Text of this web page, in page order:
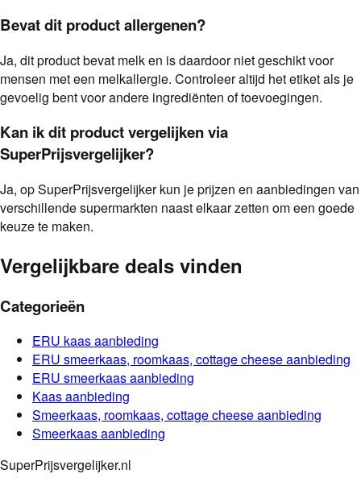
Bevat dit product allergenen?
Ja, dit product bevat melk en is daardoor niet geschikt voor
mensen met een melkallergie. Controleer altijd het etiket als je
gevoelig bent voor andere ingrediënten of toevoegingen.
Kan ik dit product vergelijken via
SuperPrijsvergelijker?
Ja, op SuperPrijsvergelijker kun je prijzen en aanbiedingen van
verschillende supermarkten naast elkaar zetten om een goede
keuze te maken.
Vergelijkbare deals vinden
Categorieën
ERU kaasaanbieding
ERU smeerkaas, roomkaas, cottage cheeseaanbieding
ERU smeerkaasaanbieding
Kaasaanbieding
Smeerkaas, roomkaas, cottage cheeseaanbieding
Smeerkaasaanbieding
SuperPrijsvergelijker.nl